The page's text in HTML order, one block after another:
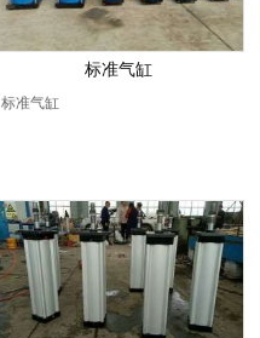
标准气缸
标准气缸